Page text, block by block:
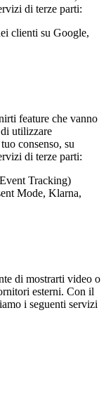
di terze parti:
clienti su Google,
feature che vanno
utilizzare
consenso, su
di terze parti:
Tracking)
Mode, Klarna,
di mostrarti video o
esterni. Con il
i seguenti servizi